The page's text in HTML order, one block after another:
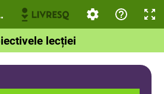
si biogeografia Africii
lecției